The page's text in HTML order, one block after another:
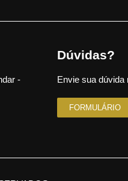
-
Dúvidas?
Envie sua dúvida
FORMULÁRIO